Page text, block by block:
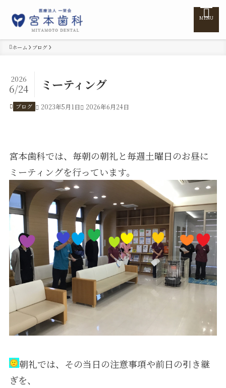
診療案内
訪問診療
料金表
採用情報
MENU
ホーム ブログ
ミーティング
2026
6/24
ブログ 2023年5月1日 2026年6月24日
宮本歯科では、毎朝の朝礼と毎週土曜日のお昼に
ミーティングを行っています。
朝礼では、その当日の注意事項や前日の引き継
ぎを、